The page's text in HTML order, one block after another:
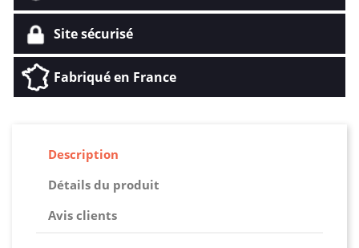
Site sécurisé
Fabriqué en France
Description
Détails du produit
Avis clients